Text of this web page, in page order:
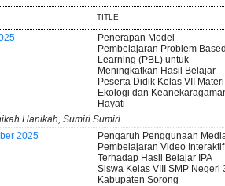
TITLE
Penerapan Model
Pembelajaran Problem
Learning (PBL) untuk
Meningkatkan Hasil Belajar
Peserta Didik Kelas VII Materi
Ekologi dan
Hayati
Hanikah, Sumiri Sumiri
2025
Pengaruh Penggunaan
Pembelajaran Video Interaktif
Terhadap Hasil Belajar IPA
Siswa Kelas VIII SMP Negeri
Kabupaten Sorong